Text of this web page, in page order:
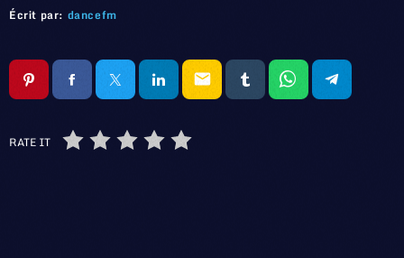
Écrit par: dancefm
email
RATE IT